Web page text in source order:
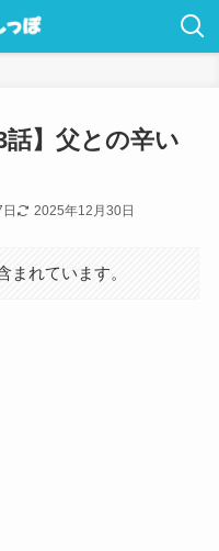
】父との辛い
2025年12月30日
まれています。